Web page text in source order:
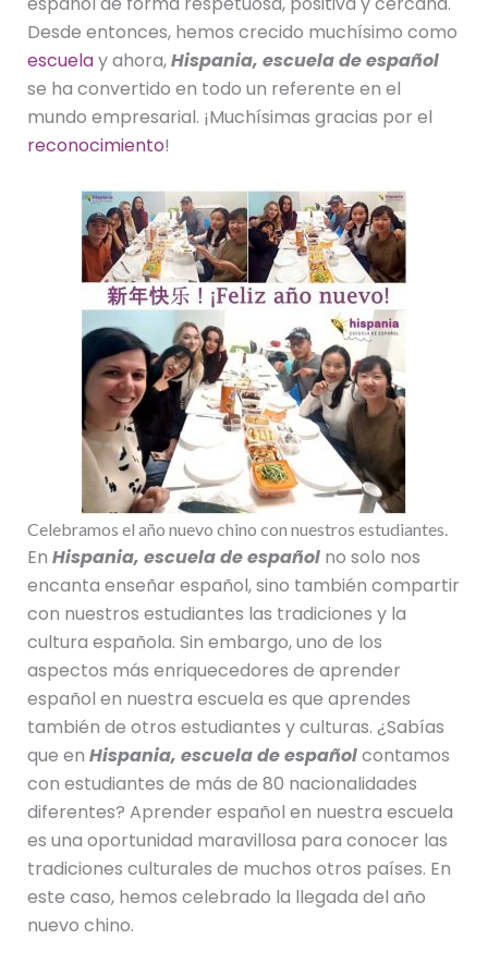
Desde entonces, hemos crecido muchísimo como
escuelay ahora,Hispania, escuela de español
se ha convertido en todo un referente en el
mundo empresarial. ¡Muchísimas gracias por el
reconocimiento!
Celebramos el año nuevo chino con nuestros estudiantes.
En Hispania, escuela de españolno solo nos
encanta enseñar español, sino también compartir
con nuestros estudiantes las tradiciones y la
cultura española. Sin embargo, uno de los
aspectos más enriquecedores de aprender
español en nuestra escuela es que aprendes
también de otros estudiantes y culturas. ¿Sabías
que en Hispania, escuela de españolcontamos
con estudiantes de más de 80 nacionalidades
diferentes? Aprender español en nuestra escuela
es una oportunidad maravillosa para conocer las
tradiciones culturales de muchos otros países. En
este caso, hemos celebrado la llegada del año
nuevo chino.